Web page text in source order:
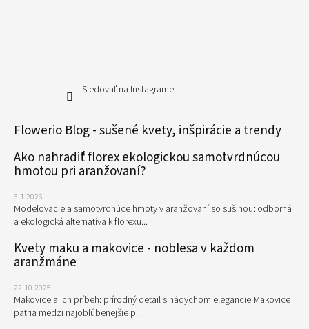
Sledovať na Instagrame
Flowerio Blog - sušené kvety, inšpirácie a trendy
Ako nahradiť florex ekologickou samotvrdnúcou
hmotou pri aranžovaní?
6.1.2026
Modelovacie a samotvrdnúce hmoty v aranžovaní so sušinou: odborná
a ekologická alternatíva k florexu...
Kvety maku a makovice - noblesa v každom
aranžmáne
22.10.2025
Makovice a ich príbeh: prírodný detail s nádychom elegancie Makovice
patria medzi najobľúbenejšie p...